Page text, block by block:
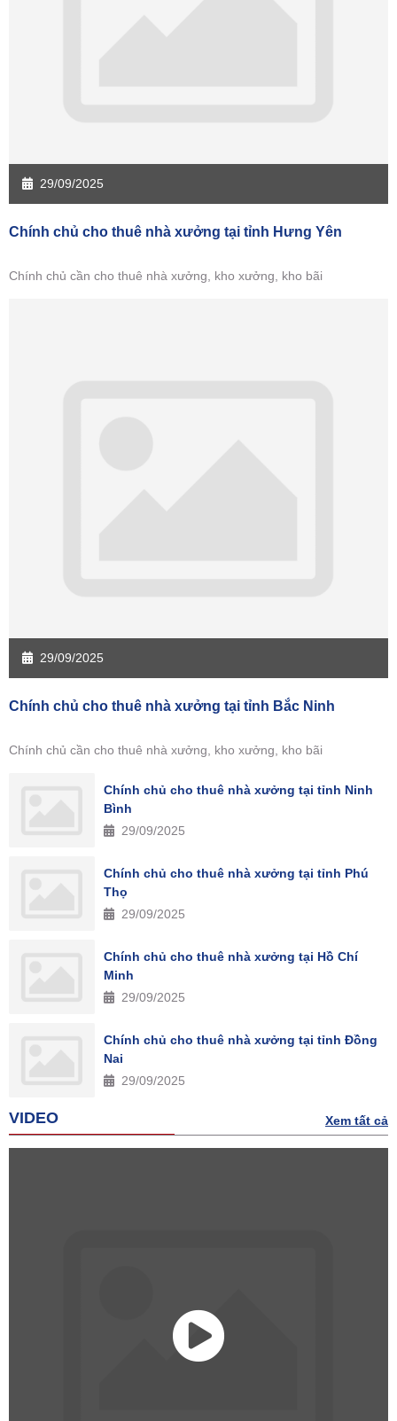
29/09/2025
Chính chủ cho thuê nhà xưởng tại tỉnh Hưng Yên
Chính chủ cần cho thuê nhà xưởng, kho xưởng, kho bãi
29/09/2025
Chính chủ cho thuê nhà xưởng tại tỉnh Bắc Ninh
Chính chủ cần cho thuê nhà xưởng, kho xưởng, kho bãi
Chính chủ cho thuê nhà xưởng tại tỉnh Ninh
Bình
29/09/2025
Chính chủ cho thuê nhà xưởng tại tỉnh Phú
Thọ
29/09/2025
Chính chủ cho thuê nhà xưởng tại Hồ Chí
Minh
29/09/2025
Chính chủ cho thuê nhà xưởng tại tỉnh Đồng
Nai
29/09/2025
VIDEO Xem tất cả